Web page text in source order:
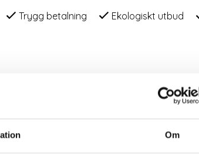
Om
Trygg betalning Ekologiskt utbud